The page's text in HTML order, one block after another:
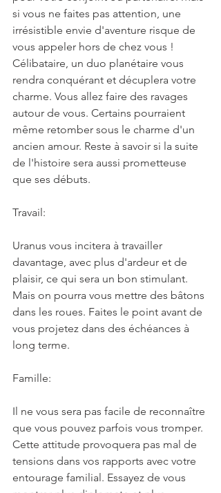
si vous ne faites pas attention, une
irrésistible envie d'aventure risque de
vous appeler hors de chez vous !
Célibataire, un duo planétaire vous
rendra conquérant et décuplera votre
charme. Vous allez faire des ravages
autour de vous. Certains pourraient
même retomber sous le charme d'un
ancien amour. Reste à savoir si la suite
de l'histoire sera aussi prometteuse
que ses débuts.
Travail:
Uranus vous incitera à travailler
davantage, avec plus d'ardeur et de
plaisir, ce qui sera un bon stimulant.
Mais on pourra vous mettre des bâtons
dans les roues. Faites le point avant de
vous projetez dans des échéances à
long terme.
Famille:
Il ne vous sera pas facile de reconnaître
que vous pouvez parfois vous tromper.
Cette attitude provoquera pas mal de
tensions dans vos rapports avec votre
entourage familial. Essayez de vous